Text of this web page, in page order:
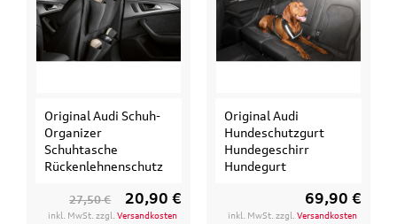
Original Audi Schuh-
Organizer
Schuhtasche
Rückenlehnenschutz
27,50 € 20,90 €
inkl. MwSt. zzgl.Versandkosten
Original Audi
Hundeschutzgurt
Hundegeschirr
Hundegurt
69,90 €
inkl. MwSt. zzgl. Versandkosten